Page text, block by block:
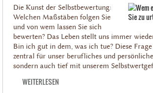
Die Kunst der Selbstbewertung:
Welchen Maßstäben folgen Sie
und von wem lassen Sie sich
bewerten? Das Leben stellt uns immer
Bin ich gut in dem, was ich tue? Diese
zentral für unser berufliches und
sondern auch tief mit unserem
WEITERLESEN